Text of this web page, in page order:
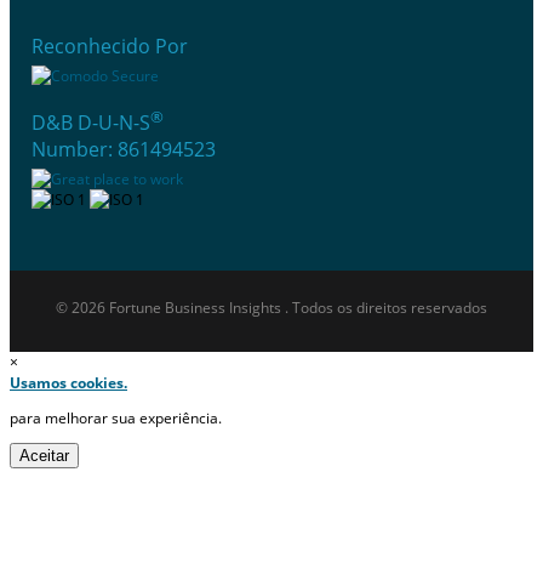
Reconhecido Por
D&B D-U-N-S®
Number: 861494523
© 2026 Fortune Business Insights . Todos os direitos reservados
×
Usamos cookies.
para melhorar sua experiência.
Aceitar